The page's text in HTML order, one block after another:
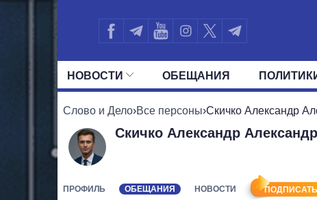
НОВОСТИ ОБЕЩАНИЯ
ВСЕ ПОЛИТИКИ ПРЕЗИДЕНТ И ОФИС
Слово и Дело›Все персоны›Скичко Александр
Скичко Александр
ПРОФИЛЬ ОБЕЩАНИЯ НОВОСТИ